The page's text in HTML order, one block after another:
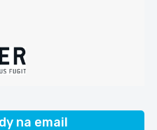
na email